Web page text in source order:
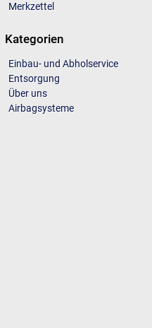
Merkzettel
Kategorien
Einbau- und Abholservice
Entsorgung
Über uns
Airbagsysteme